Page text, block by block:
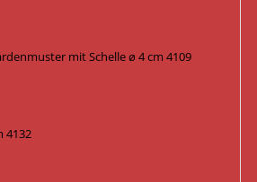
mit Schelle ø 4 cm 4109
4132